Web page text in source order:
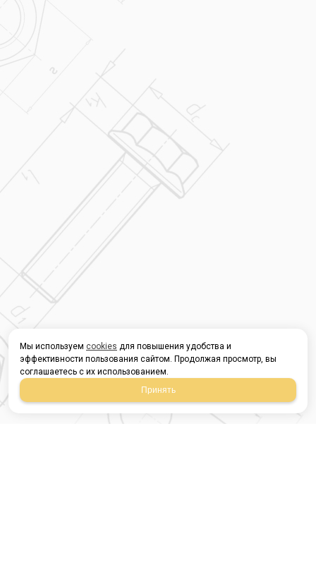
Мы используем cookies для повышения удобства и
эффективности пользования сайтом. Продолжая просмотр, вы
соглашаетесь с их использованием.
Принять